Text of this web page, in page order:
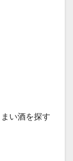
い酒を探す